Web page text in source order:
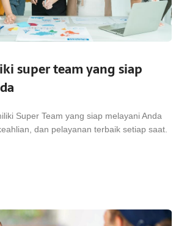
super team yang siap
Super Team yang siap melayani Anda
dan pelayanan terbaik setiap saat.